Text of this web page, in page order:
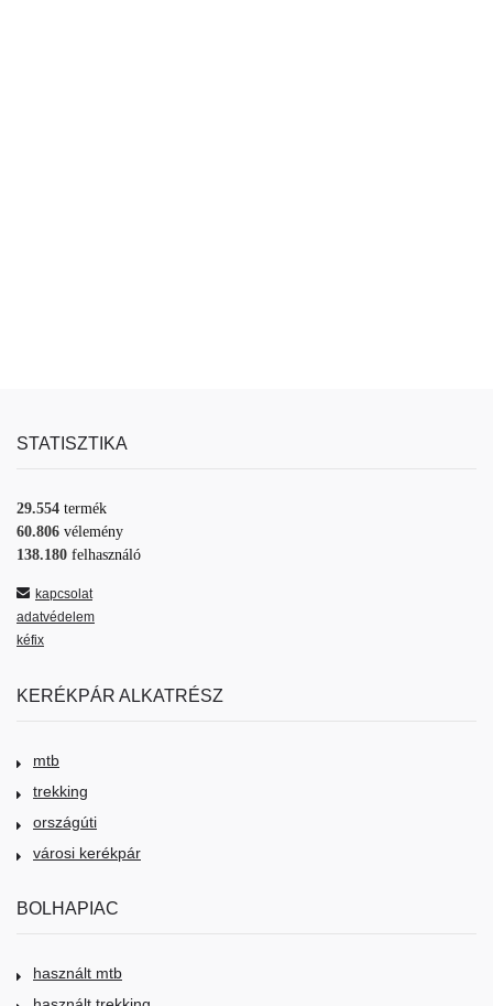
STATISZTIKA
29.554 termék
60.806 vélemény
138.180 felhasználó
kapcsolat
adatvédelem
kéfix
KERÉKPÁR ALKATRÉSZ
mtb
trekking
országúti
városi kerékpár
BOLHAPIAC
használt mtb